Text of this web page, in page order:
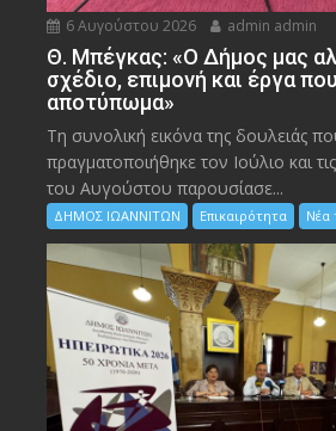
6 Αυγούστου 2026 admin admin
Θ. Μπέγκας: «Ο Δήμος μας
σχέδιο, επιμονή και έργα
αποτύπωμα»
Τη συνολική εικόνα της δουλειάς
πραγματοποιήθηκε τον Ιούλιο και
του Αυγούστου παρουσίασε...
ΔΗΜΟΣ ΙΩΑΝΝΙΤΩΝ Επικαιρότητα Νέα